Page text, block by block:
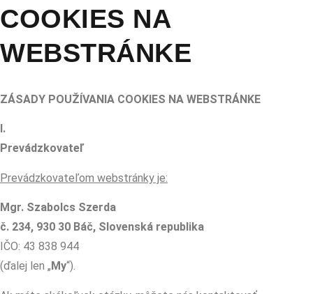
COOKIES NA
WEBSTRÁNKE
ZÁSADY POUŽÍVANIA COOKIES NA WEBSTRÁNKE
I.
Prevádzkovateľ
Prevádzkovateľom webstránky je:
Mgr. Szabolcs Szerda
č. 234, 930 30 Báč, Slovenská republika
IČO: 43 838 944
(ďalej len „ My“).